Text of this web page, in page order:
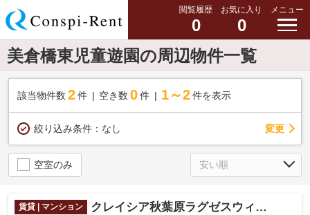
閲覧履歴
0
お気に入り
0
メニュー
美倉橋東児童遊園の周辺物件一覧
該当物件数 2件 空き数 0 件 1～2 件を表示
絞り込み条件： なし 変更
空室のみ
賃貸 | マンション クレイシア秋葉原ラグゼスウィート